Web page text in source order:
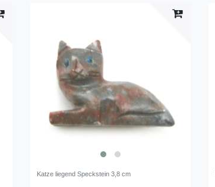
Katze liegend Speckstein 3,8 cm